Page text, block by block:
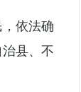
依法确
县、不